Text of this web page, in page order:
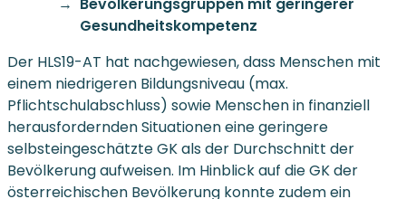
Gesundheitskompetenz
Der HLS19-AT hat nachgewiesen, dass Menschen mit
einem niedrigeren Bildungsniveau (max.
Pflichtschulabschluss) sowie Menschen in finanziell
herausfordernden Situationen eine geringere
selbsteingeschätzte GK als der Durchschnitt der
Bevölkerung aufweisen. Im Hinblick auf die GK der
österreichischen Bevölkerung konnte zudem ein